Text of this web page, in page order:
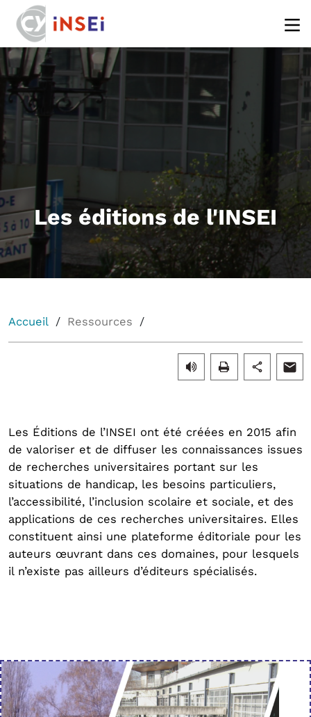
Les éditions de l'INSEI
Accueil Ressources
Les Éditions de l’INSEI ont été créées en 2015 afin
de valoriser et de diffuser les connaissances issues
de recherches universitaires portant sur les
situations de handicap, les besoins particuliers,
l’accessibilité, l’inclusion scolaire et sociale, et des
applications de ces recherches universitaires. Elles
constituent ainsi une plateforme éditoriale pour les
auteurs œuvrant dans ces domaines, pour lesquels
il n’existe pas ailleurs d’éditeurs spécialisés.